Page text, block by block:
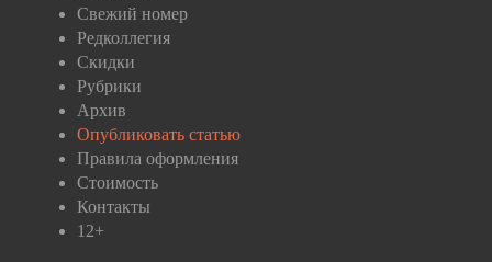
Свежий номер
Редколлегия
Скидки
Рубрики
Архив
Опубликовать статью
Правила оформления
Стоимость
Контакты
12+